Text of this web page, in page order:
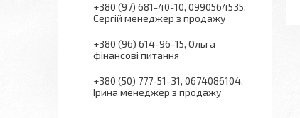
+380 (97) 681-40-10 0990564535
Сергій менеджер з продажу
+380 (96) 614-96-15 Ольга
фінансові питання
+380 (50) 777-51-31 0674086104
Ірина менеджер з продажу